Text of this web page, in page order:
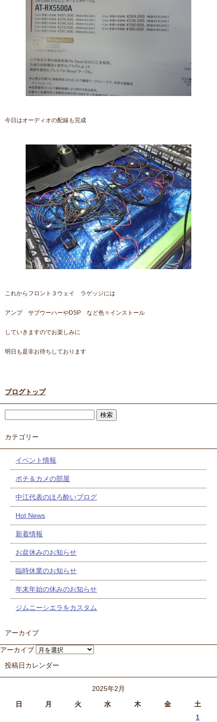
今日はオーディオの配線も完成
これからフロント３ウェイ ラゲッジには
アンプ サブウーハーやDSP など色々インストール
していきますのでお楽しみに
明日も是非お待ちしております
ブログトップ
カテゴリー
イベント情報
ポチ＆カメの部屋
中江代表のほろ酔いブログ
Hot News
新着情報
お盆休みのお知らせ
臨時休業のお知らせ
年末年始の休みのお知らせ
ジムニーシエラをカスタム
アーカイブ
アーカイブ
投稿日カレンダー
2025年2月
日
月 火 水 木 金 土
1